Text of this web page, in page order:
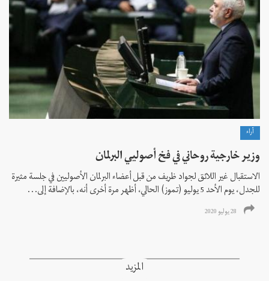
آراء
وزير خارجية روحاني في فخ أصوليي البرلمان
الاستقبال غير اللائق لجواد ظريف من قبل أعضاء البرلمان الأصوليين في جلسة مثيرة
للجدل، يوم الأحد 5 يوليو (تموز) الحالي، أظهر مرة أخرى أنه، بالإضافة إلى...
28 يوليو 2020
المزيد